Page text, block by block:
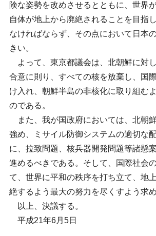
険な姿勢を改めさせるとともに、世界
自体が地上から廃絶されることを目指
なければならず、その点において日本
きい。
よって、東京都議会は、北朝鮮に対
合意に則り、すべての核を放棄し、国
け入れ、朝鮮半島の非核化に取り組む
のである。
また、我が国政府においては、北朝
強め、ミサイル防御システムの適切な
に、拉致問題、核兵器開発問題等諸懸
進めるべきである。そして、国際社会
て、世界に平和の秩序を打ち立て、地
絶するよう最大の努力を尽くすよう求
以上、決議する。
平成21年6月5日